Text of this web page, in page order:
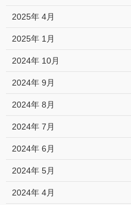
2025年 4月
2025年 1月
2024年 10月
2024年 9月
2024年 8月
2024年 7月
2024年 6月
2024年 5月
2024年 4月